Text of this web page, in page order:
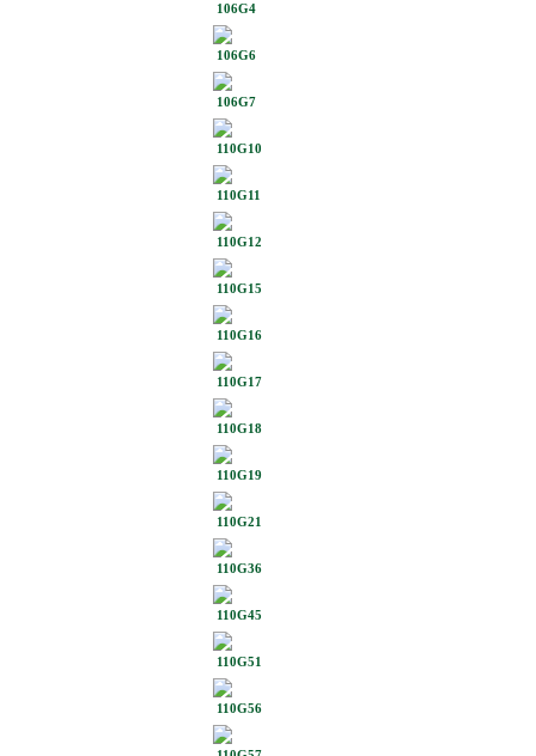
106G4
106G6
106G7
110G10
110G11
110G12
110G15
110G16
110G17
110G18
110G19
110G21
110G36
110G45
110G51
110G56